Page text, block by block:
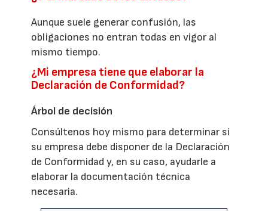
Aunque suele generar confusión, las
obligaciones no entran todas en vigor al
mismo tiempo.
¿Mi empresa tiene que elaborar la
Declaración de Conformidad?
Árbol de decisión
Consúltenos hoy mismo para determinar si
su empresa debe disponer de la Declaración
de Conformidad y, en su caso, ayudarle a
elaborar la documentación técnica
necesaria.